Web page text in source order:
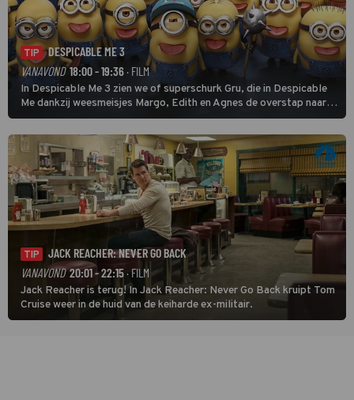
TIP
DESPICABLE ME 3
VANAVOND 18:00 - 19:36· FILM
In Despicable Me 3 zien we of superschurk Gru, die in Despicable
Me dankzij weesmeisjes Margo, Edith en Agnes de overstap naar
het rechte pad maakte, ook op dat pad weet te blijven.
TIP
JACK REACHER: NEVER GO BACK
VANAVOND 20:01 - 22:15· FILM
Jack Reacher is terug! In Jack Reacher: Never Go Back kruipt Tom
Cruise weer in de huid van de keiharde ex-militair.